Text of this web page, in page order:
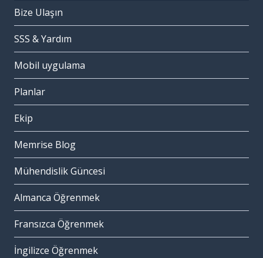
Bize Ulaşın
SSS & Yardım
Mobil uygulama
Planlar
Ekip
Memrise Blog
Mühendislik Güncesi
Almanca Öğrenmek
Fransızca Öğrenmek
İngilizce Öğrenmek